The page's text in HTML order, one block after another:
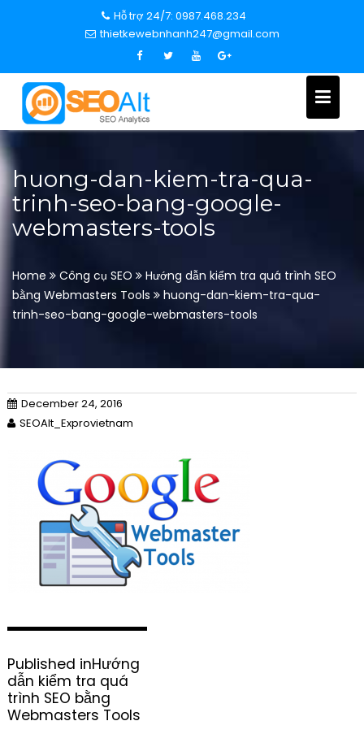
c
o
n
Hỗ trợ 24/7: 0987.468.234
thietkewebnhanh247@gmail.com
huong-dan-kiem-tra-qua-
trinh-seo-bang-google-
webmasters-tools
Home Công cụ SEO
Hướng dẫn kiểm tra quá trình SEO
bằng Webmasters Tools
huong-dan-kiem-tra-qua-
trinh-seo-bang-google-webmasters-tools
December 24, 2016
SEOAlt_Exprovietnam
o
s
t
n
Published inHướng
dẫn kiểm tra quá
trình SEO bằng
Webmasters Tools